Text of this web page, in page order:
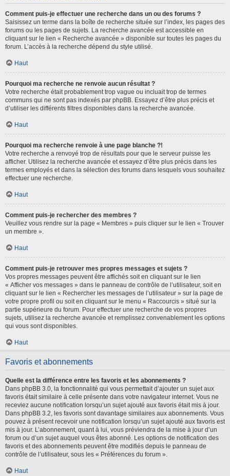
Comment puis-je effectuer une recherche dans un ou des forums ?
Saisissez un terme dans la boîte de recherche située sur l’index, les pages des
forums ou les pages de sujets. La recherche avancée est accessible en
cliquant sur le lien « Recherche avancée » disponible sur toutes les pages du
forum. L’accès à la recherche dépend du style utilisé.
Haut
Pourquoi ma recherche ne renvoie aucun résultat ?
Votre recherche était probablement trop vague ou incluait trop de termes
communs qui ne sont pas indexés par phpBB. Essayez d’être plus précis et
d’utiliser les différents filtres disponibles dans la recherche avancée.
Haut
Pourquoi ma recherche renvoie à une page blanche ?!
Votre recherche a renvoyé trop de résultats pour que le serveur puisse les
afficher. Utilisez la recherche avancée et essayez d’être plus précis dans les
termes employés et dans la sélection des forums dans lesquels vous souhaitez
effectuer une recherche.
Haut
Comment puis-je rechercher des membres ?
Veuillez vous rendre sur la page « Membres » puis cliquer sur le lien « Trouver
un membre ».
Haut
Comment puis-je retrouver mes propres messages et sujets ?
Vos propres messages peuvent être affichés soit en cliquant sur le lien
« Afficher vos messages » dans le panneau de contrôle de l’utilisateur, soit en
cliquant sur le lien « Rechercher les messages de l’utilisateur » sur la page de
votre propre profil ou soit en cliquant sur le menu « Raccourcis » situé sur la
partie supérieure du forum. Pour effectuer une recherche de vos propres
sujets, utilisez la recherche avancée et remplissez convenablement les options
qui vous sont disponibles.
Haut
Favoris et abonnements
Quelle est la différence entre les favoris et les abonnements ?
Dans phpBB 3.0, la fonctionnalité qui vous permettait d’ajouter un sujet aux
favoris était similaire à celle présente dans votre navigateur internet. Vous ne
receviez aucune notification lorsqu’un sujet ajouté aux favoris était mis à jour.
Dans phpBB 3.2, les favoris sont davantage similaires aux abonnements. Vous
pouvez à présent recevoir une notification lorsqu’un sujet ajouté aux favoris est
mis à jour. L’abonnement, quant à lui, vous préviendra de la mise à jour d’un
forum ou d’un sujet auquel vous êtes abonné. Les options de notification des
favoris et des abonnements peuvent être modifiés depuis le panneau de
contrôle de l’utilisateur, sous les « Préférences du forum ».
Haut